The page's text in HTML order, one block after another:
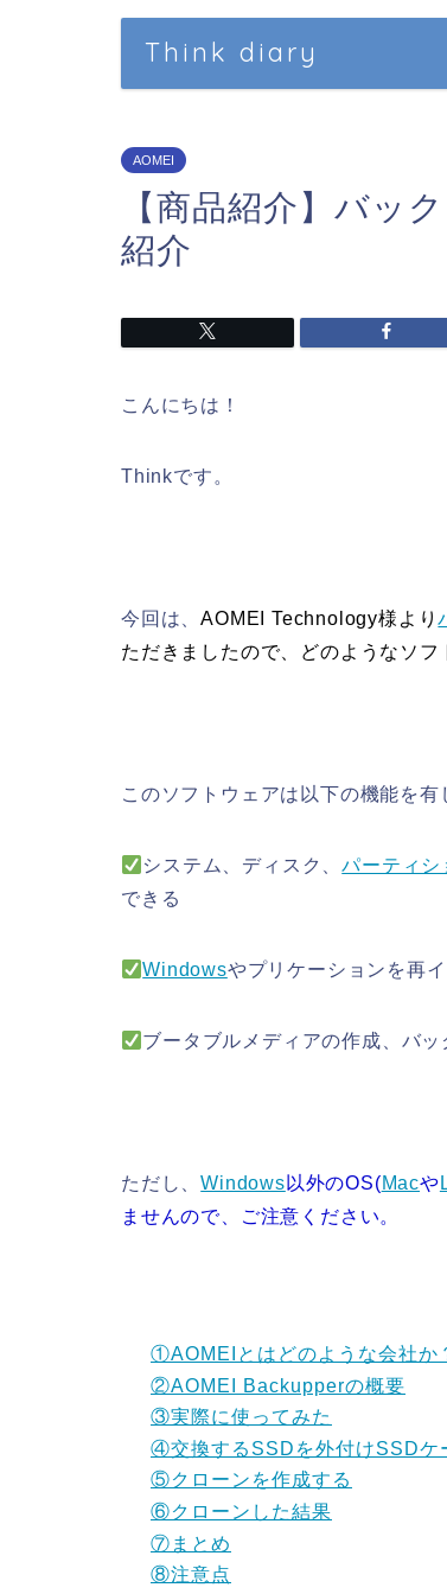
Think diary
AOMEI
【商品紹介】バッ
紹介
こんにちは！
Thinkです。
今回は、AOMEI Technology様より
ただきましたので、どのようなソフ
このソフトウェアは以下の機能を有
システム、ディスク、パーティシ
できる
Windowsやプリケーションを再
ブータブルメディアの作成、バ
ただし、Windows 以外のOS(Macや
ませんので、ご注意ください。
①AOMEIとはどのような会社か
②AOMEI Backupperの概要
③実際に使ってみた
④交換するSSDを外付けSSDケ
⑤クローンを作成する
⑥クローンした結果
⑦まとめ
⑧注意点